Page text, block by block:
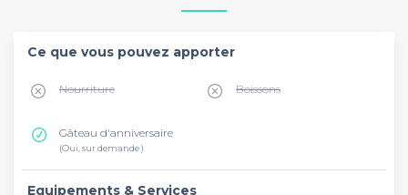
Ce que vous pouvez apporter
Nourriture Boissons
Gâteau d'anniversaire
(Oui, sur demande )
Equipements & Services